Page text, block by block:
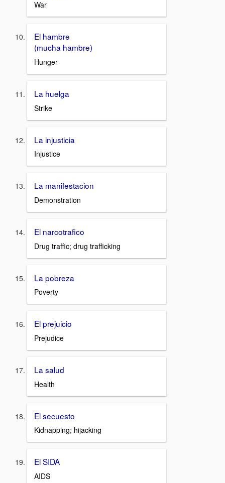
War
El hambre
(mucha hambre)
Hunger
La huelga
Strike
La injusticia
Injustice
La manifestacion
Demonstration
El narcotrafico
Drug traffic; drug trafficking
La pobreza
Poverty
El prejuicio
Prejudice
La salud
Health
El secuesto
Kidnapping; hijacking
El SIDA
AIDS